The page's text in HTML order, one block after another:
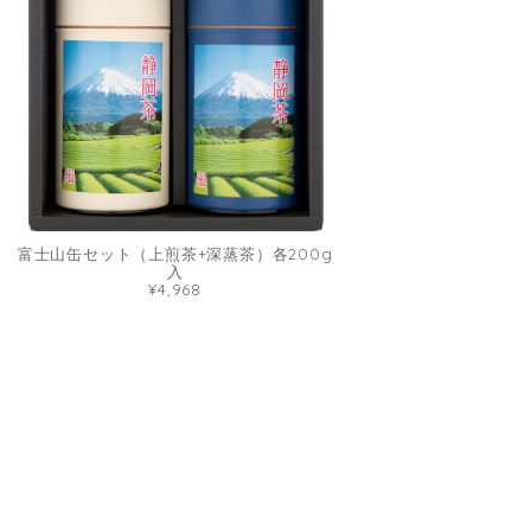
富士山缶セット（上煎茶+深蒸茶）各200g
入
¥4,968